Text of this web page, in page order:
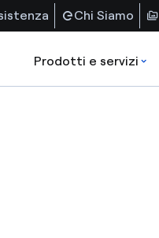
Chi Siamo
Prodotti e servizi